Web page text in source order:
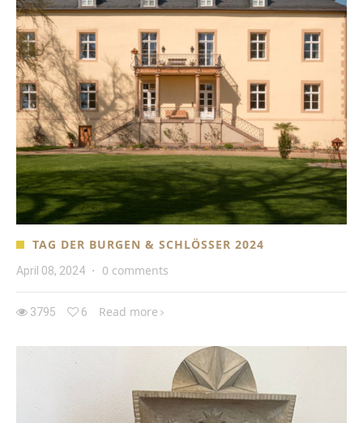
TAG DER BURGEN & SCHLÖSSER 2024
April 08, 2024 · 0 comments
3795 6 Read more